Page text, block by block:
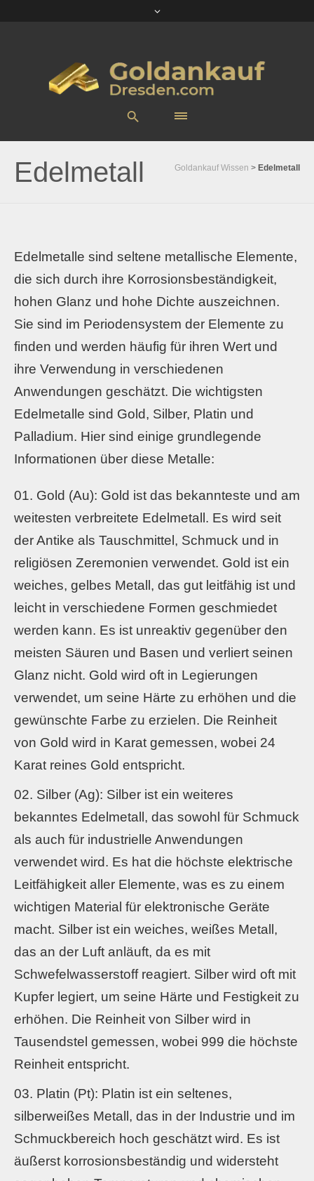
Edelmetall Goldankauf Wissen > Edelmetall
Edelmetalle sind seltene metallische Elemente,
die sich durch ihre Korrosionsbeständigkeit,
hohen Glanz und hohe Dichte auszeichnen.
Sie sind im Periodensystem der Elemente zu
finden und werden häufig für ihren Wert und
ihre Verwendung in verschiedenen
Anwendungen geschätzt. Die wichtigsten
Edelmetalle sind Gold, Silber, Platin und
Palladium. Hier sind einige grundlegende
Informationen über diese Metalle:
Gold (Au): Gold ist das bekannteste und am
weitesten verbreitete Edelmetall. Es wird seit
der Antike als Tauschmittel, Schmuck und in
religiösen Zeremonien verwendet. Gold ist ein
weiches, gelbes Metall, das gut leitfähig ist und
leicht in verschiedene Formen geschmiedet
werden kann. Es ist unreaktiv gegenüber den
meisten Säuren und Basen und verliert seinen
Glanz nicht. Gold wird oft in Legierungen
verwendet, um seine Härte zu erhöhen und die
gewünschte Farbe zu erzielen. Die Reinheit
von Gold wird in Karat gemessen, wobei 24
Karat reines Gold entspricht.
Silber (Ag): Silber ist ein weiteres
bekanntes Edelmetall, das sowohl für Schmuck
als auch für industrielle Anwendungen
verwendet wird. Es hat die höchste elektrische
Leitfähigkeit aller Elemente, was es zu einem
wichtigen Material für elektronische Geräte
macht. Silber ist ein weiches, weißes Metall,
das an der Luft anläuft, da es mit
Schwefelwasserstoff reagiert. Silber wird oft mit
Kupfer legiert, um seine Härte und Festigkeit zu
erhöhen. Die Reinheit von Silber wird in
Tausendstel gemessen, wobei 999 die höchste
Reinheit entspricht.
Platin (Pt): Platin ist ein seltenes,
silberweißes Metall, das in der Industrie und im
Schmuckbereich hoch geschätzt wird. Es ist
äußerst korrosionsbeständig und widersteht